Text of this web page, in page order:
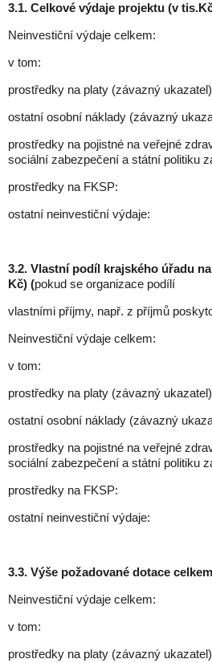
3.1. Celkové výdaje projektu (v
Neinvestiční výdaje celkem:
v tom:
prostředky na platy (závazný
ostatní osobní náklady (závazný
prostředky na pojistné na veřejné
sociální zabezpečení a státní politiku
prostředky na FKSP:
ostatní neinvestiční výdaje:
3.2. Vlastní podíl krajského úřadu
Kč) (pokud se organizace podílí
vlastními příjmy, např. z příjmů
Neinvestiční výdaje celkem:
v tom:
prostředky na platy (závazný
ostatní osobní náklady (závazný
prostředky na pojistné na veřejné
sociální zabezpečení a státní politiku
prostředky na FKSP:
ostatní neinvestiční výdaje:
3.3. Výše požadované dotace
Neinvestiční výdaje celkem:
v tom:
prostředky na platy (závazný